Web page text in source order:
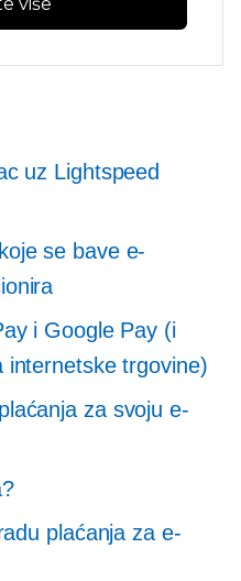
uz Lightspeed
se bave e-
i Google Pay (i
internetske trgovine)
za svoju e-
plaćanja za e-